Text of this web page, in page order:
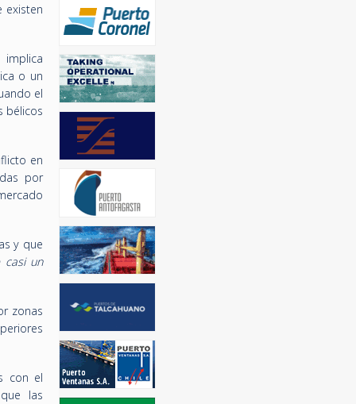
existen
o un
el
bélicos
en
por
y que
casi un
zonas
con el
las